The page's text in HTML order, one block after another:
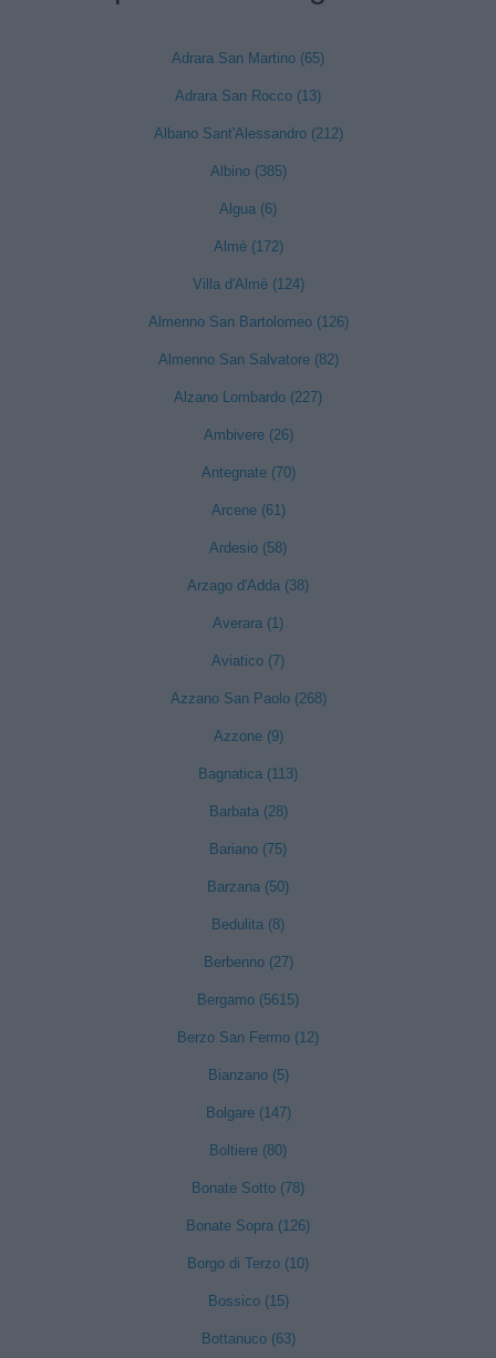
Adrara San Martino (65)
Adrara San Rocco (13)
Albano Sant'Alessandro (212)
Albino (385)
Algua (6)
Almè (172)
Villa d'Almè (124)
Almenno San Bartolomeo (126)
Almenno San Salvatore (82)
Alzano Lombardo (227)
Ambivere (26)
Antegnate (70)
Arcene (61)
Ardesio (58)
Arzago d'Adda (38)
Averara (1)
Aviatico (7)
Azzano San Paolo (268)
Azzone (9)
Bagnatica (113)
Barbata (28)
Bariano (75)
Barzana (50)
Bedulita (8)
Berbenno (27)
Bergamo (5615)
Berzo San Fermo (12)
Bianzano (5)
Bolgare (147)
Boltiere (80)
Bonate Sotto (78)
Bonate Sopra (126)
Borgo di Terzo (10)
Bossico (15)
Bottanuco (63)